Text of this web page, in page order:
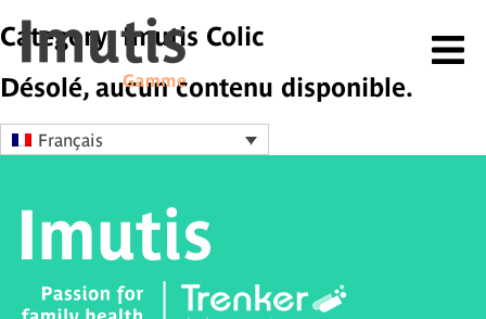
Category: Imutis Colic
Désolé, aucun contenu disponible.
Français